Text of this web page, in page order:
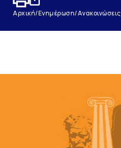
Αρχική/Ενημέρωση/Ανακοινώσεις